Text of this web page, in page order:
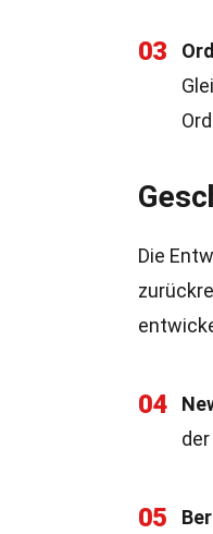
03
Die
04
05